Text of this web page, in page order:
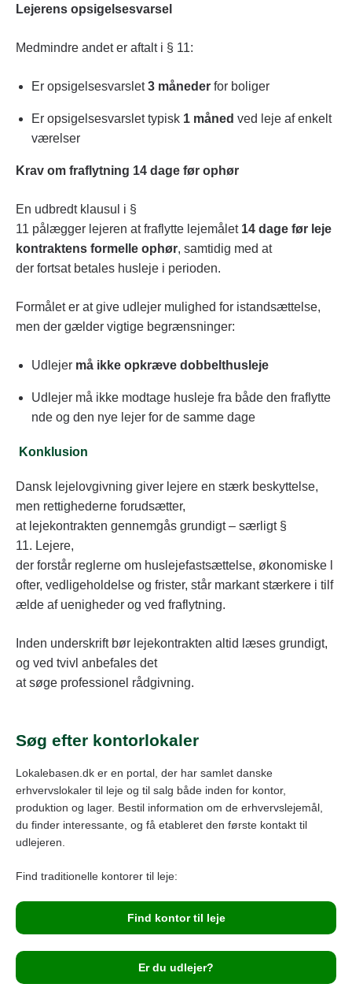
Lejerens opsigelsesvarsel
Medmindre andet er aftalt i § 11:
Er opsigelsesvarslet3 måneder for boliger
Er opsigelsesvarslet typisk 1 måned ved leje af enkelt
værelser
Krav om fraflytning 14 dage før ophør
En udbredt klausul i §
11 pålægger lejeren at fraflytte lejemålet 14 dage før leje
kontraktens formelle ophør, samtidig med at
der fortsat betales husleje i perioden.
Formålet er at give udlejer mulighed for istandsættelse,
men der gælder vigtige begrænsninger:
Udlejer må ikke opkræve dobbelthusleje
Udlejer må ikke modtage husleje fra både den fraflytte
nde og den nye lejer for de samme dage
Konklusion
Dansk lejelovgivning giver lejere en stærk beskyttelse,
men rettighederne forudsætter,
at lejekontrakten gennemgås grundigt – særligt §
11. Lejere,
der forstår reglerne om huslejefastsættelse, økonomiske l
ofter, vedligeholdelse og frister, står markant stærkere i tilf
ælde af uenigheder og ved fraflytning.
Inden underskrift bør lejekontrakten altid læses grundigt,
og ved tvivl anbefales det
at søge professionel rådgivning.
Søg efter kontorlokaler
Lokalebasen.dk er en portal, der har samlet danske
erhvervslokaler til leje og til salg både inden for kontor,
produktion og lager. Bestil information om de erhvervslejemål,
du finder interessante, og få etableret den første kontakt til
udlejeren.
Find traditionelle kontorer til leje:
Find kontor til leje
Er du udlejer?